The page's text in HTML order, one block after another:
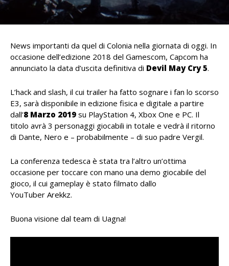
News importanti da quel di Colonia nella giornata di oggi. In
occasione dell’edizione 2018 del Gamescom, Capcom ha
annunciato la data d’uscita definitiva di Devil May Cry 5.
L’hack and slash, il cui trailer ha fatto sognare i fan lo scorso
E3, sarà disponibile in edizione fisica e digitale a partire
dall’8 Marzo 2019 su PlayStation 4, Xbox One e PC. Il
titolo avrà 3 personaggi giocabili in totale e vedrà il ritorno
di Dante, Nero e – probabilmente – di suo padre Vergil.
La conferenza tedesca è stata tra l’altro un’ottima
occasione per toccare con mano una demo giocabile del
gioco, il cui gameplay è stato filmato dallo
YouTuber Arekkz.
Buona visione dal team di Uagna!